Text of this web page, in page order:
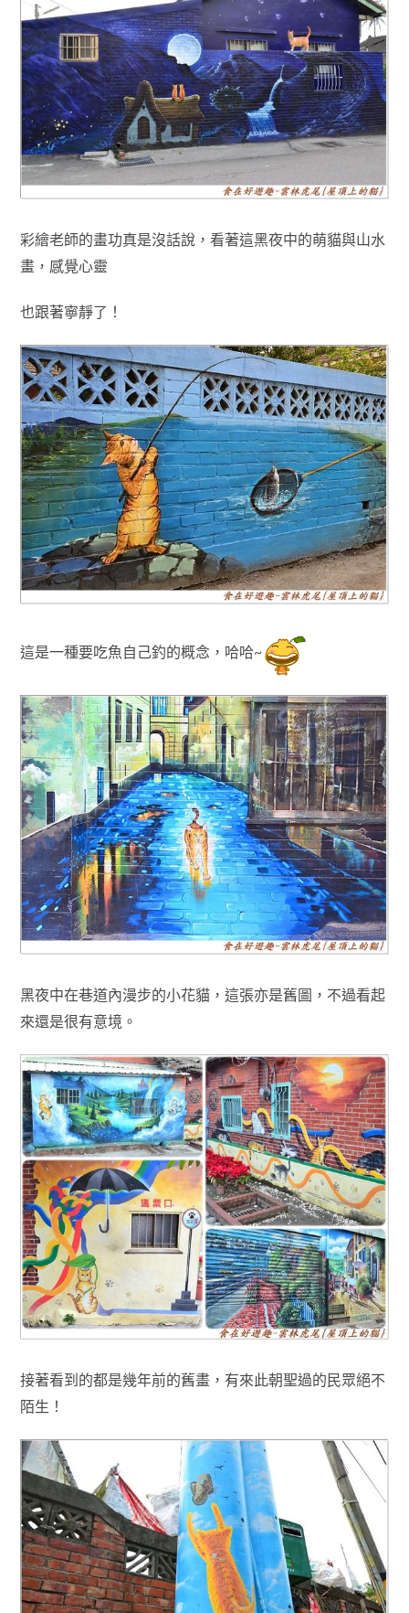
彩繪老師的畫功真是沒話說，看著這黑夜中的萌貓與山水
畫，感覺心靈
也跟著寧靜了！
這是一種要吃魚自己釣的概念 ， 哈哈~
黑夜中在巷道內漫步的小花貓，這張亦是舊圖 ，不過看起
來還是很有意境 。
接著看到的都是幾年前的舊畫，有來此朝聖過的民眾絕不
陌生！